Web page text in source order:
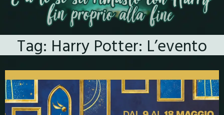
E a te se sei rimasto con
Harry fin proprio alla fine
Tag: Harry Potter: L’evento